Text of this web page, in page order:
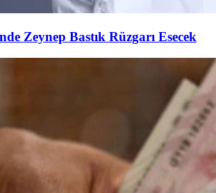
Zeynep Bastık Rüzgarı Esecek